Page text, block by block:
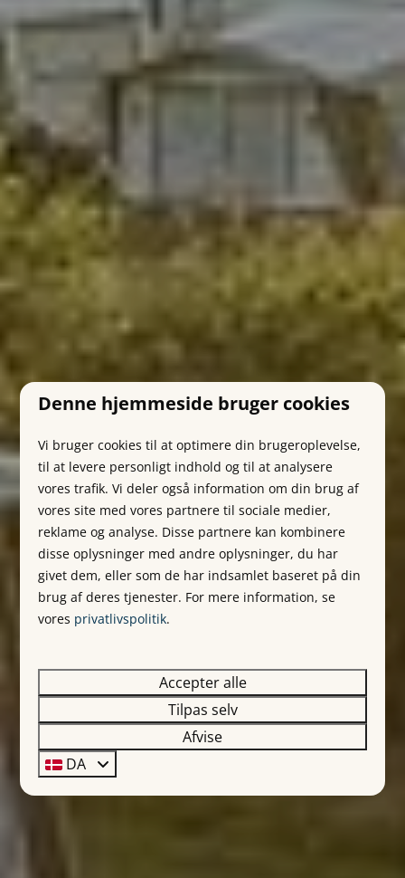
Denne hjemmeside bruger cookies
Vi bruger cookies til at optimere din brugeroplevelse,
til at levere personligt indhold og til at analysere
vores trafik. Vi deler også information om din brug af
vores site med vores partnere til sociale medier,
reklame og analyse. Disse partnere kan kombinere
disse oplysninger med andre oplysninger, du har
givet dem, eller som de har indsamlet baseret på din
brug af deres tjenester. For mere information, se
vores privatlivspolitik.
Accepter alle
Tilpas selv
Afvise
DA